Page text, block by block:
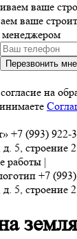
ваше
менеджером
Перезвонить мне
на
+7 (993) 922-
д. 5, строение
+7
д. 5, строение